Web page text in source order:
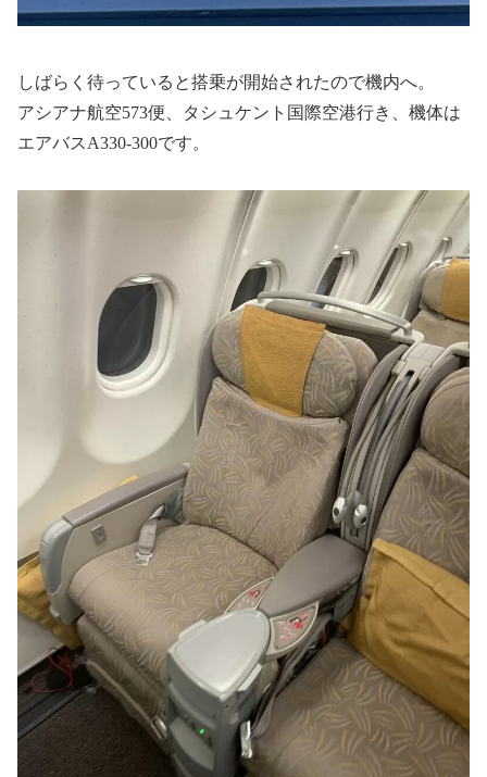
しばらく待っていると搭乗が開始されたので機内へ。
アシアナ航空573便、タシュケント国際空港行き、機体は
エアバスA330-300です。